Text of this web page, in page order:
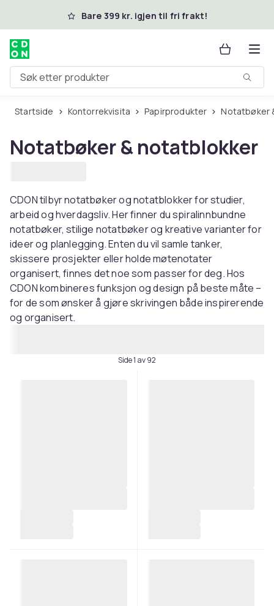
Hopp til hovedinnholdBare 399 kr. igjen til fri frakt!
Søk etter produkter
Startside Kontorrekvisita Papirprodukter
Notatbøker & notatblokker
CDON tilbyr notatbøker og notatblokker for studier,
arbeid og hverdagsliv. Her finner du spiralinnbundne
notatbøker, stilige notatbøker og kreative varianter for
ideer og planlegging. Enten du vil samle tanker,
skissere prosjekter eller holde møtenotater
organisert, finnes det noe som passer for deg. Hos
CDON kombineres funksjon og design på beste måte –
for de som ønsker å gjøre skrivingen både inspirerende
og organisert.
Side 1 av 92